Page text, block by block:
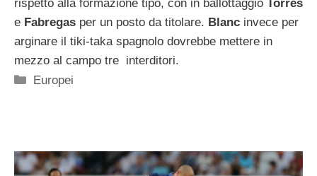
rispetto alla formazione tipo, con in ballottaggio Torres
e Fabregas per un posto da titolare. Blanc invece per
arginare il tiki-taka spagnolo dovrebbe mettere in
mezzo al campo tre interditori.
Categorie
Europei